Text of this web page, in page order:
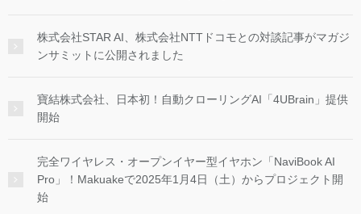
株式会社STAR AI、株式会社NTTドコモとの対談記事がマガジ
ンサミットに公開されました
寶結株式会社、日本初！自動クローリングAI「4UBrain」提供
開始
完全ワイヤレス・オープンイヤー型イヤホン「NaviBook AI
Pro」！Makuakeで2025年1月4日（土）からプロジェクト開
始